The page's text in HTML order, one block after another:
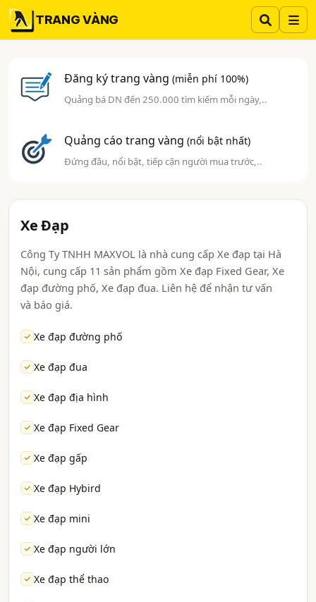
TRANG VÀNG
Đăng ký trang vàng(miễn phí 100%)
Quảng bá DN đến 250.000 tìm kiếm mỗi ngày,..
Quảng cáo trang vàng(nổi bật nhất)
Đứng đầu, nổi bật, tiếp cận người mua trước,..
Xe Đạp
Công Ty TNHH MAXVOL là nhà cung cấp Xe đạp tại Hà
Nội, cung cấp 11 sản phẩm gồm Xe đạp Fixed Gear, Xe
đạp đường phố, Xe đạp đua. Liên hệ để nhận tư vấn
và báo giá.
Xe đạp đường phố
Xe đạp đua
Xe đạp địa hình
Xe đạp Fixed Gear
Xe đạp gấp
Xe đạp Hybird
Xe đạp mini
Xe đạp người lớn
Xe đạp thể thao